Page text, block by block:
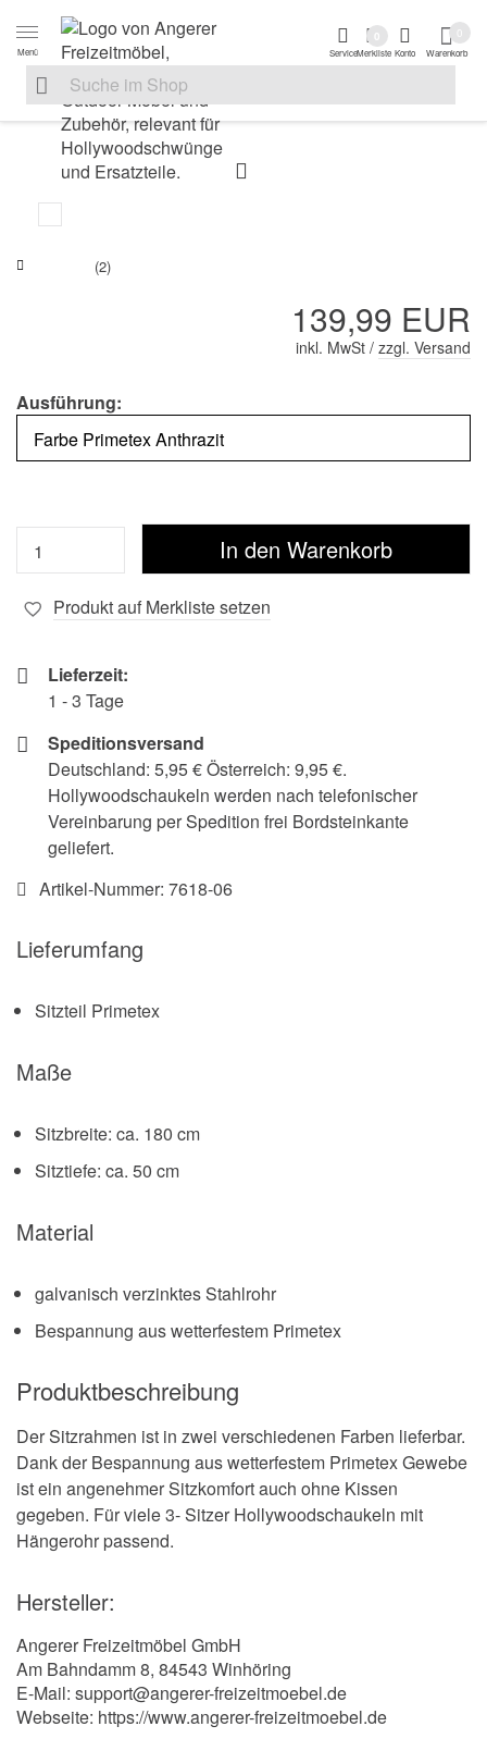
Zur Navigation springen
Menü
Suche nach
Suche im Shop, nach der Eingabe von 3 Buchstaben
ServiceMerkliste
0
Konto Warenkorb
(2)
139,99 EUR
inkl. MwSt / zzgl. Versand
Ausführung:
Produkt auf Merkliste setzen
Lieferzeit:
1 - 3 Tage
Speditionsversand
Deutschland: 5,95 € Österreich: 9,95 €.
Hollywoodschaukeln werden nach telefonischer
Vereinbarung per Spedition frei Bordsteinkante
geliefert.
Artikel-Nummer: 7618-06
Lieferumfang
Sitzteil Primetex
Maße
Sitzbreite: ca. 180 cm
Sitztiefe: ca. 50 cm
Material
galvanisch verzinktes Stahlrohr
Bespannung aus wetterfestem Primetex
Produktbeschreibung
Der Sitzrahmen ist in zwei verschiedenen Farben lieferbar.
Dank der Bespannung aus wetterfestem Primetex Gewebe
ist ein angenehmer Sitzkomfort auch ohne Kissen
gegeben. Für viele 3- Sitzer Hollywoodschaukeln mit
Hängerohr passend.
Hersteller:
Angerer Freizeitmöbel GmbH
Am Bahndamm 8, 84543 Winhöring
E-Mail: support@angerer-freizeitmoebel.de
Webseite: https://www.angerer-freizeitmoebel.de